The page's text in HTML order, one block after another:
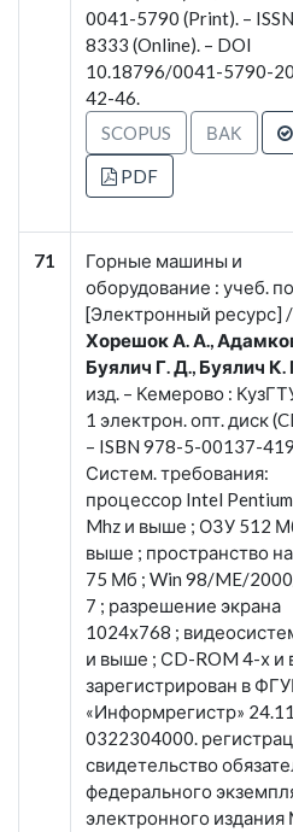
0041-5790 (Print). –
8333 (Online). – DOI
10.18796/0041-5790-
42-46.
SCOPUS
ВАК
PDF
71
Горные машины и
оборудование : учеб.
[Электронный ресурс] /
Хорешок А. А.,
Буялич Г. Д., Буялич К.
изд. – Кемерово :
1 электрон. опт. диск
– ISBN 978-5-00137-
Систем. требования:
процессор Intel
Mhz и выше ; ОЗУ 512
выше ; пространство
75 Мб ; Win 98/ME/
7 ; разрешение экрана
1024х768 ;
и выше ; СD-ROM 4-х и
зарегистрирован в
«Информрегистр»
0322304000.
свидетельство
федерального
электронного